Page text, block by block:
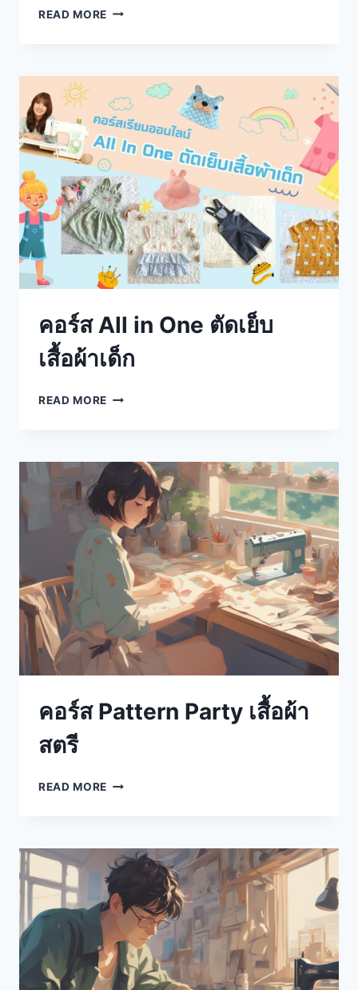
READ MORE
คอร์ส All in One ตัดเย็บ
เสื้อผ้าเด็ก
READ MORE
คอร์ส Pattern Party เสื้อผ้า
สตรี
READ MORE